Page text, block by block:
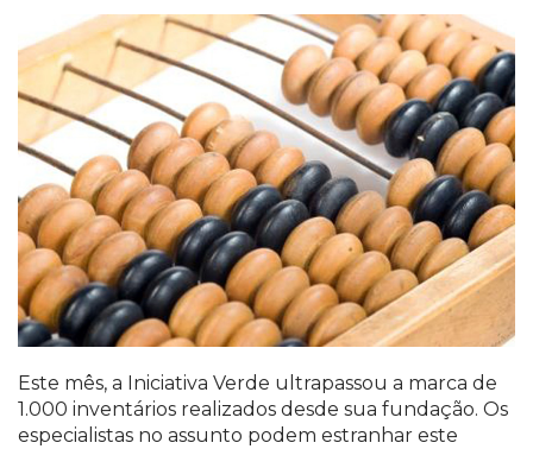
Este mês, a Iniciativa Verde ultrapassou a marca de
1.000 inventários realizados desde sua fundação. Os
especialistas no assunto podem estranhar este